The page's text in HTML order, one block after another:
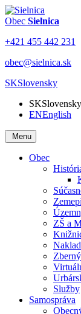
Obec Sielnica
+421 455 442 231
obec@sielnica.sk
SKSlovensky
SKSlovensky
ENEnglish
Menu
Obec
ZŠ a
Služby
Samospráva